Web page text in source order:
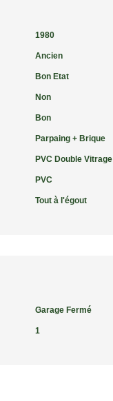
1980
Ancien
Bon Etat
Non
Bon
Parpaing + Brique
PVC Double Vitrage
PVC
Tout à l'égout
Garage Fermé
1